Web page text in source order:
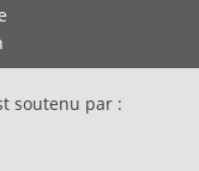
soutenu par :